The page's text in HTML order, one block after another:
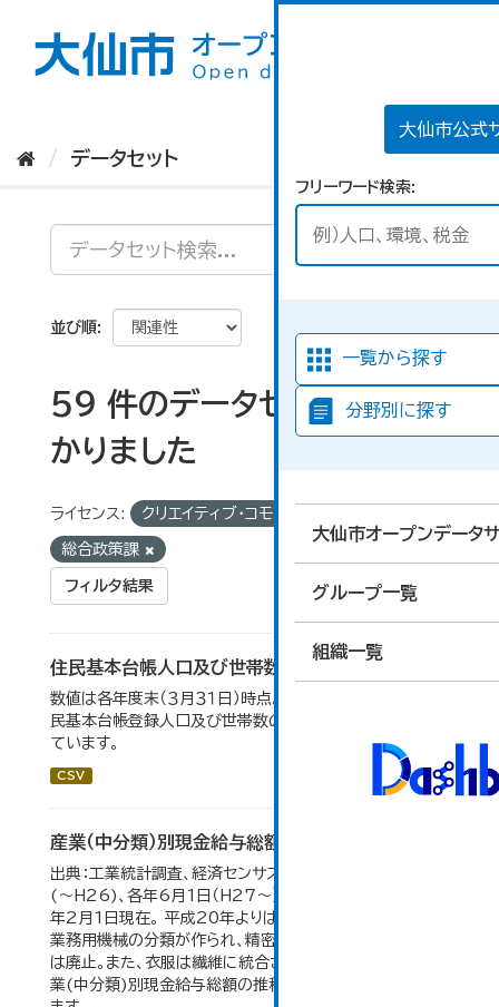
大仙市公式
フリーワード検索
一覧から探す
分野別に探す
大仙市オープンデータ
グループ一覧
組織一覧
データセット
並び順
59 件のデータセットが見つ
かりました
ライセンス: クリエイティブ・コモンズ 表示
総合政策課
フィルタ結果
住民基本台帳人口及び世帯数の推移
数値は各年度末（３月３１日）時点。大仙市の統計「2-9 住
民基本台帳登録人口及び世帯数の推移」のデータを参照し
ています。
CSV
産業（中分類）別現金給与総額の推移
出典：工業統計調査、経済センサス。 各年12月31日現在
(～H26)、各年6月1日（H27～）・平成23年のみ平成24
年2月1日現在。 平成20年よりはん用機械、生産用機械、
業務用機械の分類が作られ、精密機械、一般用機械の分類
は廃止。また、衣服は繊維に統合された。 大仙市の統計「産
業(中分類)別現金給与総額の推移」のデータを参照してい